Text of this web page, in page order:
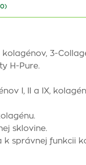
3-
H-Pure.
I, II a IX,
sklovine.
správnej funkcii